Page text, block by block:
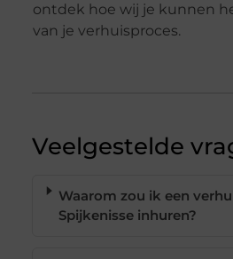
ontdek hoe wij je kunnen
van je verhuisproces.
Veelgestelde
Waarom zou ik een
Spijkenisse inhuren?